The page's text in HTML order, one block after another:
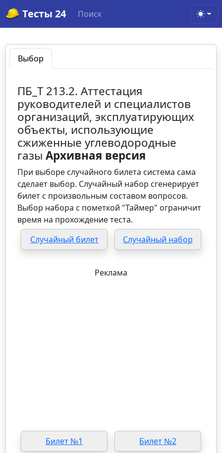
Тесты 24 Поиск
Выбор
ПБ_Т 213.2. Аттестация
руководителей и специалистов
организаций, эксплуатирующих
объекты, использующие
сжиженные углеводородные
газыАрхивная версия
При выборе случайного билета система сама
сделает выбор. Случайный набор сгенерирует
билет с произвольным составом вопросов.
Выбор набора с пометкой "Таймер" ограничит
время на прохождение теста.
Случайный билет
Случайный набор
Реклама
Билет №1 Билет №2